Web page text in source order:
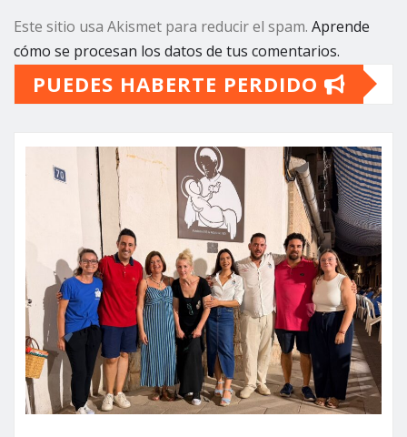
Este sitio usa Akismet para reducir el spam. Aprende
cómo se procesan los datos de tus comentarios.
PUEDES HABERTE PERDIDO